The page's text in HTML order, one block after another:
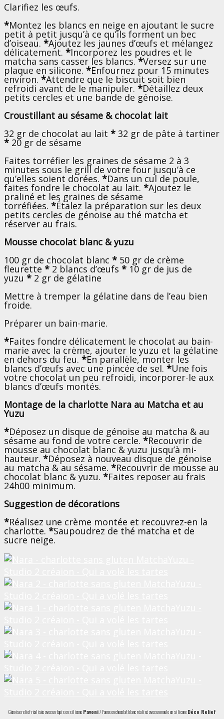
Clarifiez les œufs.
*Montez les blancs en neige en ajoutant le sucre
petit à petit jusqu’à ce qu’ils forment un bec
d’oiseau. *Ajoutez les jaunes d’œufs et mélangez
délicatement. *Incorporez les poudres et le
matcha sans casser les blancs.*Versez sur une
plaque en silicone. *Enfournez pour 15 minutes
environ. *Attendre que le biscuit soit bien
refroidi avant de le manipuler. *Détaillez deux
petits cercles et une bande de génoise.
Croustillant au sésame & chocolat lait
32 gr de chocolat au lait * 32 gr de pâte à tartiner
* 20 gr de sésame
Faites torréfier les graines de sésame 2 à 3
minutes sous le grill de votre four jusqu’à ce
qu’elles soient dorées. *Dans un cul de poule,
faites fondre le chocolat au lait. *Ajoutez le
praliné et les graines de sésame
torréfiées. *Étalez la préparation sur les deux
petits cercles de génoise au thé matcha et
réserver au frais.
Mousse chocolat blanc & yuzu
100 gr de chocolat blanc * 50 gr de crème
fleurette * 2 blancs d’œufs * 10 gr de jus de
yuzu * 2 gr de gélatine
Mettre à tremper la gélatine dans de l’eau bien
froide.
Préparer un bain-marie.
*Faites fondre délicatement le chocolat au bain-
marie avec la crème, ajouter le yuzu et la gélatine
en dehors du feu. *En parallèle, monter les
blancs d’œufs avec une pincée de sel. *Une fois
votre chocolat un peu refroidi, incorporer-le aux
blancs d’œufs montés.
Montage de la charlotte Nara au Matcha et au
Yuzu
*Déposez un disque de génoise au matcha & au
sésame au fond de votre cercle. *Recouvrir de
mousse au chocolat blanc & yuzu jusqu’à mi-
hauteur. *Déposez à nouveau disque de génoise
au matcha & au sésame. *Recouvrir de mousse au
chocolat blanc & yuzu. *Faites reposer au frais
24h00 minimum.
Suggestion de décorations
*Réalisez une crème montée et recouvrez-en la
charlotte. *Saupoudrez de thé matcha et de
sucre neige.
Génoise relief réalisée avec un tapis en silicone Pavoni/ Faons en chocolat blanc réalisé avec un moule en silicone Déco Relief